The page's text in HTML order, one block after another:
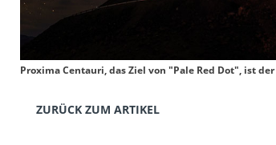
Proxima Centauri, das Ziel von "Pale Red Dot", ist
ZURÜCK ZUM ARTIKEL